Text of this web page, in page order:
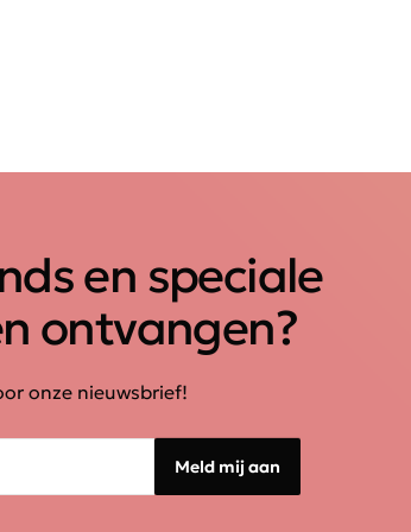
en speciale
ontvangen?
onze nieuwsbrief!
Meld mij aan